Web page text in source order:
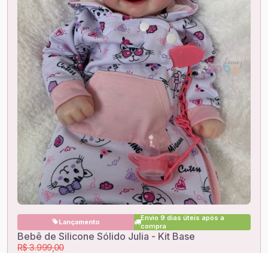
Lançamento
Envio 9 dias úteis após a
compra
Bebê de Silicone Sólido Julia - Kit Base
R$ 3.999,00